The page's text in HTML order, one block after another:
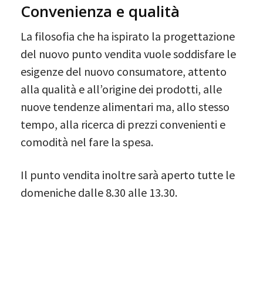
Convenienza e qualità
La filosofia che ha ispirato la progettazione
del nuovo punto vendita vuole soddisfare le
esigenze del nuovo consumatore, attento
alla qualità e all’origine dei prodotti, alle
nuove tendenze alimentari ma, allo stesso
tempo, alla ricerca di prezzi convenienti e
comodità nel fare la spesa.
Il punto vendita inoltre sarà aperto tutte le
domeniche dalle 8.30 alle 13.30.